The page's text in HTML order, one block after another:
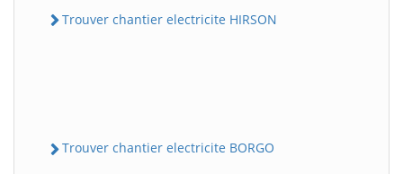
Trouver chantier electricite HIRSON
Trouver chantier electricite BORGO